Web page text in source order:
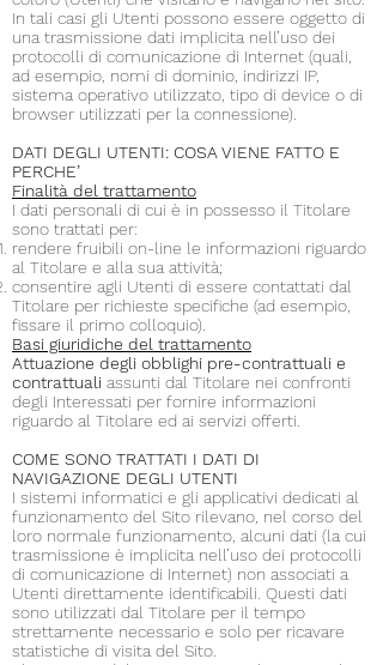
In tali casi gli Utenti possono essere oggetto di
una trasmissione dati implicita nell’uso dei
protocolli di comunicazione di Internet (quali,
ad esempio, nomi di dominio, indirizzi IP,
sistema operativo utilizzato, tipo di device o di
browser utilizzati per la connessione).
DATI DEGLI UTENTI: COSA VIENE FATTO E
PERCHE’
Finalità del trattamento
I dati personali di cui è in possesso il Titolare
sono trattati per:
rendere fruibili on-line le informazioni riguardo
al Titolare e alla sua attività;
consentire agli Utenti di essere contattati dal
Titolare per richieste specifiche (ad esempio,
fissare il primo colloquio).
Basi giuridiche del trattamento
Attuazione degli obblighi pre-contrattuali e
contrattuali assunti dal Titolare nei confronti
degli Interessati per fornire informazioni
riguardo al Titolare ed ai servizi offerti.
COME SONO TRATTATI I DATI DI
NAVIGAZIONE DEGLI UTENTI
I sistemi informatici e gli applicativi dedicati al
funzionamento del Sito rilevano, nel corso del
loro normale funzionamento, alcuni dati (la cui
trasmissione è implicita nell’uso dei protocolli
di comunicazione di Internet) non associati a
Utenti direttamente identificabili. Questi dati
sono utilizzati dal Titolare per il tempo
strettamente necessario e solo per ricavare
statistiche di visita del Sito.